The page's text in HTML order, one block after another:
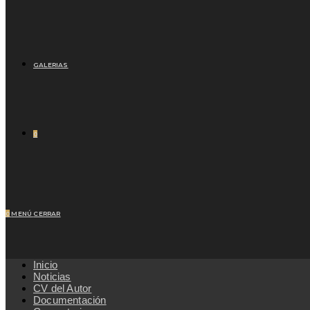
GALERIAS
0
0 MENÚ CERRAR
Inicio
Noticias
CV del Autor
Documentación